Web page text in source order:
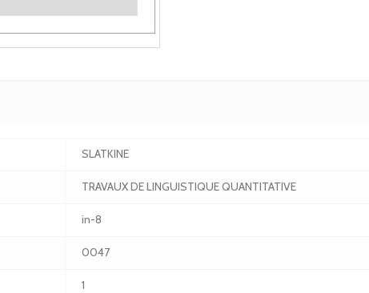
SLATKINE
TRAVAUX DE LINGUISTIQUE QUANTITATIVE
in-8
0047
1